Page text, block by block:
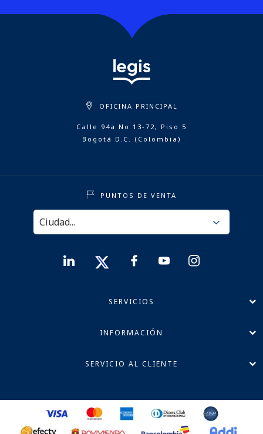
OFICINA PRINCIPAL
Calle 94a No 13-72, Piso 5
Bogotá D.C. (Colombia)
PUNTOS DE VENTA
SERVICIOS
INFORMACIÓN
SERVICIO AL CLIENTE